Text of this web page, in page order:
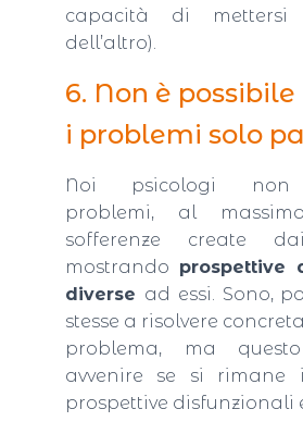
capacità di
dell’altro).
6. Non è
i problemi solo
Noi psicologi non
problemi, al
sofferenze create
mostrando prospettive
diverse ad essi. Sono,
stesse a risolvere
problema, ma
avvenire se si rimane
prospettive disfunzionali